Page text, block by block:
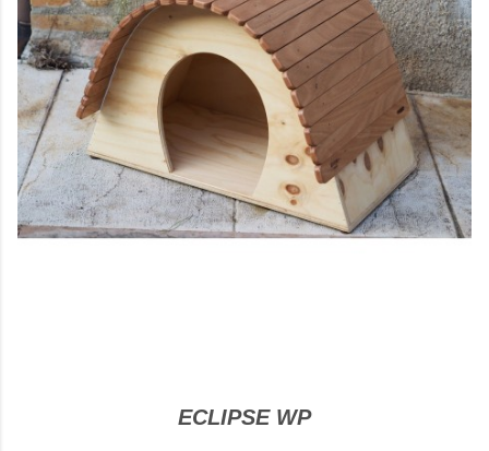
ECLIPSE WP